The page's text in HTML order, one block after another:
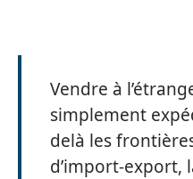
Vendre à
simplement
delà les
d’import-export,